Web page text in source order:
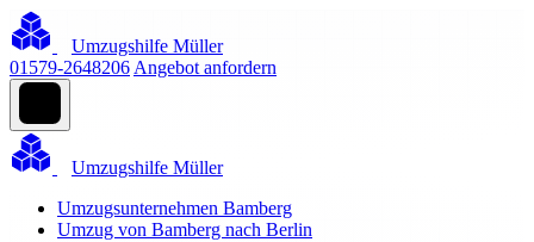
Umzugshilfe Müller
01579-2648206 Angebot anfordern
Umzugshilfe Müller
Umzugsunternehmen Bamberg
Umzug von Bamberg nach Berlin